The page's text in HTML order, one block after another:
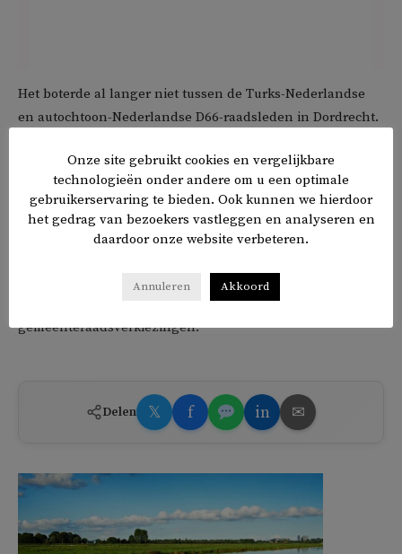
Het boterde al langer niet tussen de Turks-Nederlandse
en autochtoon-Nederlandse D66-raadsleden in Dordrecht.
door middel van voorkeurstemmen in de raad werden
verkozen. Hierdoor verloren ervaren D66-raadsleden hun
zetel.
kwestie gekozen. Wel heeft het dys besloten om rigoureus
een streep te zetten door deelname aan de
gemeenteraadsverkiezingen.
Delen 𝕏 f in ✉
Onze site gebruikt cookies en vergelijkbare
technologieën onder andere om u een optimale
gebruikerservaring te bieden. Ook kunnen we hierdoor
het gedrag van bezoekers vastleggen en analyseren en
daardoor onze website verbeteren.
Annuleren Akkoord